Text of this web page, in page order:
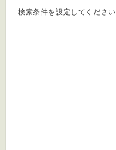
検索条件を設定してください